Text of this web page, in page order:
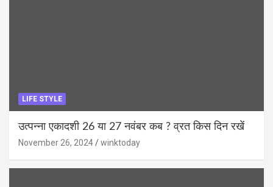
LIFE STYLE
उत्पन्ना एकादशी 26 या 27 नवंबर कब ? व्रत किस दिन रखें
November 26, 2024 winktoday